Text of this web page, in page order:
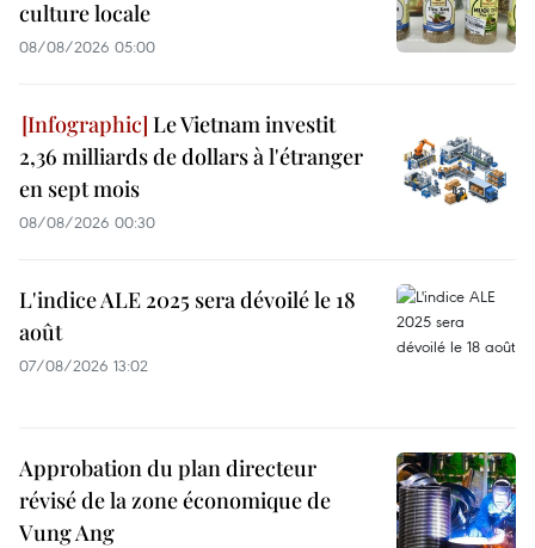
culture locale
08/08/2026 05:00
Le Vietnam investit
2,36 milliards de dollars à l'étranger
en sept mois
08/08/2026 00:30
L'indice ALE 2025 sera dévoilé le 18
août
07/08/2026 13:02
Approbation du plan directeur
révisé de la zone économique de
Vung Ang